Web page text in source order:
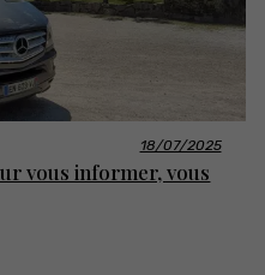
18/07/2025
vous informer, vous